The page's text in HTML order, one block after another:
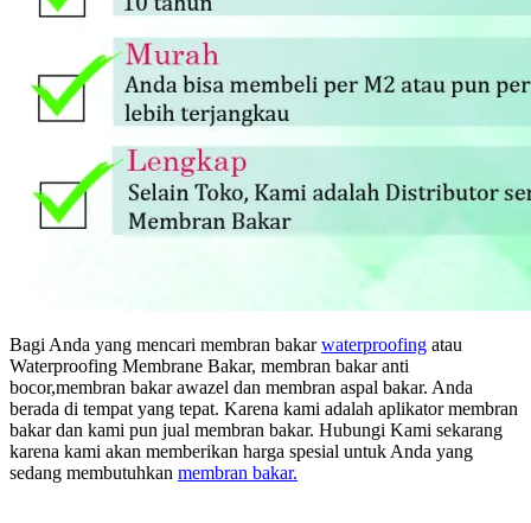
Bagi Anda yang mencari membran bakarwaterproofing atau
Waterproofing Membrane Bakar, membran bakar anti
bocor,membran bakar awazel dan membran aspal bakar. Anda
berada di tempat yang tepat. Karena kami adalah aplikator membran
bakar dan kami pun jual membran bakar. Hubungi Kami sekarang
karena kami akan memberikan harga spesial untuk Anda yang
sedang membutuhkan membran bakar.